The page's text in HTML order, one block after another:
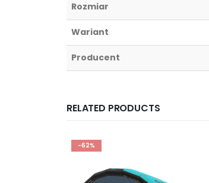
Rozmiar
Wariant
Producent
RELATED PRODUCTS
-62%